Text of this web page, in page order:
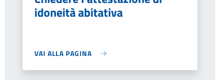
idoneità abitativa
VAI ALLA PAGINA